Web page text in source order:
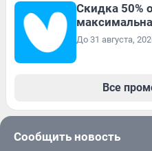
Скидка 50%
До 31 августа,
Все
Сообщить новость